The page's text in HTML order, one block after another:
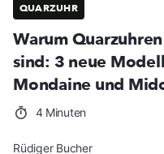
QUARZUHR
Warum
sind: 3 neue
Mondaine und
4 Minuten
Rüdiger Bucher